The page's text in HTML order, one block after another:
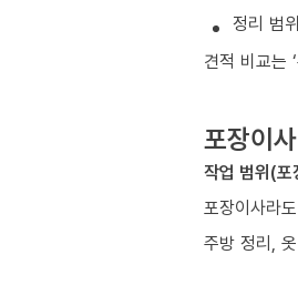
정리 범
견적 비교는
포장이
작업 범위(포
포장이사라
주방 정리,